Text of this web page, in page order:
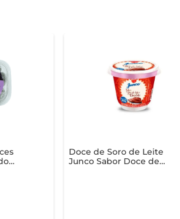
Doce de Soro de Leite
Junco Sabor Doce de